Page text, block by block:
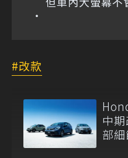
改款
中
部細